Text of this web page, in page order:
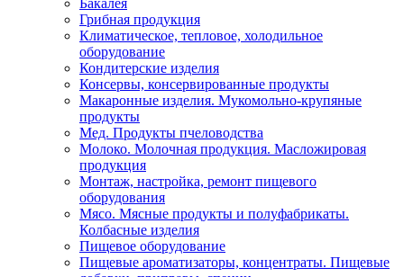
Бакалея
Грибная продукция
Климатическое, тепловое, холодильное
оборудование
Кондитерские изделия
Консервы, консервированные продукты
Макаронные изделия. Мукомольно-крупяные
продукты
Мед. Продукты пчеловодства
Молоко. Молочная продукция. Масложировая
продукция
Монтаж, настройка, ремонт пищевого
оборудования
Мясо. Мясные продукты и полуфабрикаты.
Колбасные изделия
Пищевое оборудование
Пищевые ароматизаторы, концентраты. Пищевые